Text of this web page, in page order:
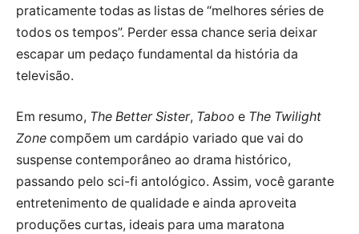
praticamente todas as listas de “melhores séries de
todos os tempos”. Perder essa chance seria deixar
escapar um pedaço fundamental da história da
televisão.
Em resumo, The Better Sister, Taboo e The Twilight
Zone compõem um cardápio variado que vai do
suspense contemporâneo ao drama histórico,
passando pelo sci-fi antológico. Assim, você garante
entretenimento de qualidade e ainda aproveita
produções curtas, ideais para uma maratona